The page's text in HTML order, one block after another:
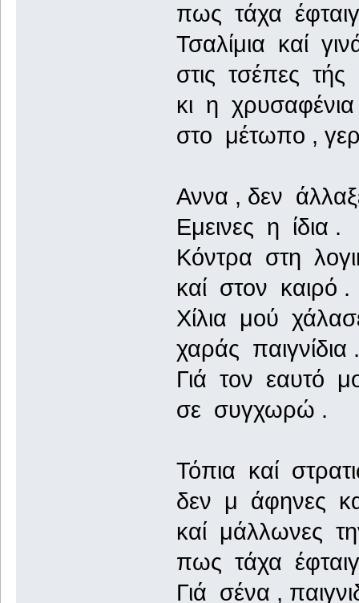
πως τάχα
Τσαλίμια καί
στις τσέπες
κι η
στο μέτωπο ,
Αννα , δεν
Εμεινες η ίδια .
Κόντρα στη
καί στον καιρό .
Χίλια μού
χαράς παιγνίδια .
Γιά τον εαυτό
σε συγχωρώ .
Τόπια καί
δεν μ άφηνες
καί μάλλωνες
πως τάχα
Γιά σένα ,